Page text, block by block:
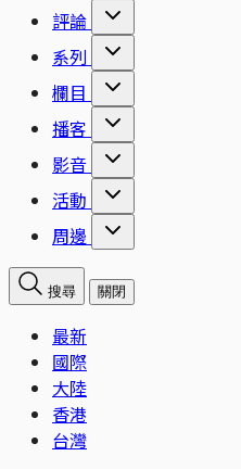
評論
系列
欄目
播客
影音
活動
周邊
搜尋 關閉
最新
國際
大陸
香港
台灣